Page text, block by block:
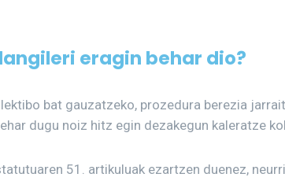
eragin behar dio?
bat gauzatzeko, prozedura berezia
dugu noiz hitz egin dezakegun kaleratze
51. artikuluak ezartzen duenez,